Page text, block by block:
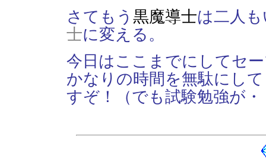
さてもう 黒魔導士は二人
士に変える。
今日はここまでにしてセ
かなりの時間を無駄にし
すぞ！（でも試験勉強が・